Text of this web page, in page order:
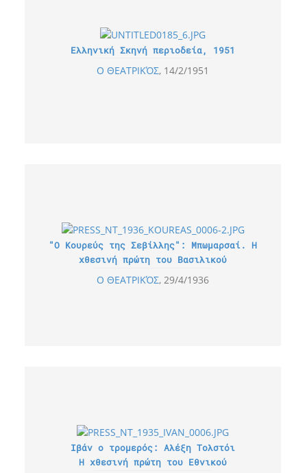
Ελληνική Σκηνή περιοδεία, 1951
Ο ΘΕΑΤΡΙΚΌΣ 14/2/1951
"Ο Κουρεύς της Σεβίλλης": Μπωμαρσαί. Η
χθεσινή πρώτη του Βασιλικού
Ο ΘΕΑΤΡΙΚΌΣ 29/4/1936
Ιβάν ο τρομερός: Αλέξη Τολστόι
Η χθεσινή πρώτη του Εθνικού